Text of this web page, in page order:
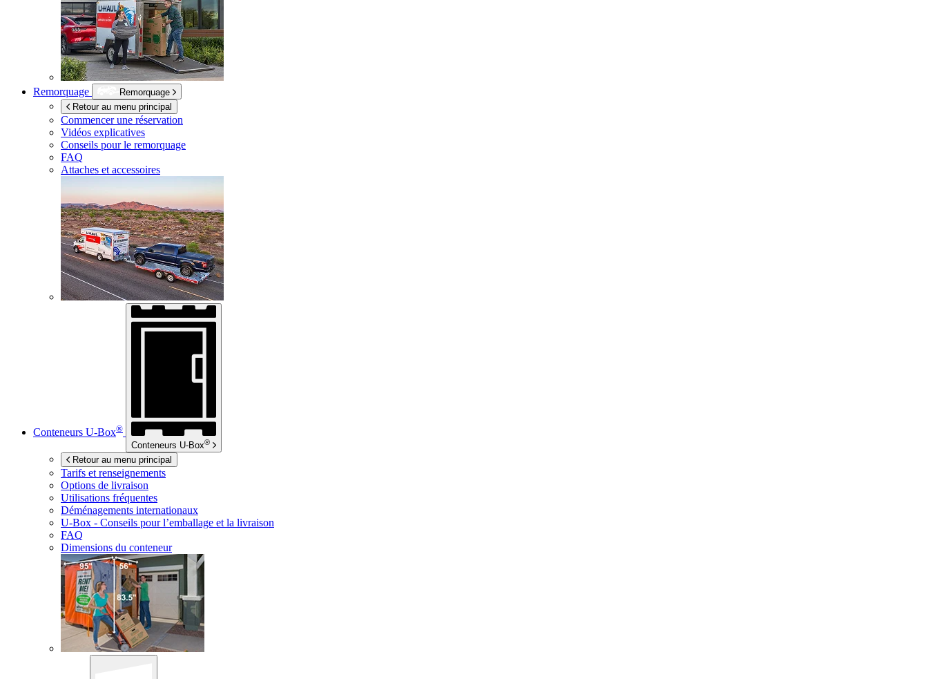
Remorquage
Remorquage
Retour au menu principal
Commencer une réservation
Vidéos explicatives
Conseils pour le remorquage
FAQ
Attaches et accessoires
Conteneurs U-Box®
Conteneurs U-Box®
Retour au menu principal
Tarifs et renseignements
Options de livraison
Utilisations fréquentes
Déménagements internationaux
U-Box - Conseils pour l’emballage et la livraison
FAQ
Dimensions du conteneur